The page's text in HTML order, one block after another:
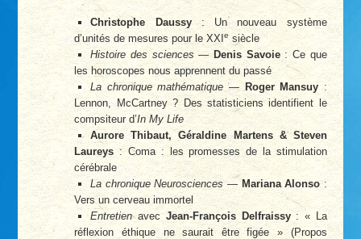
Christophe Daussy: Un nouveau système
d’unités de mesures pour le XXIesiècle
Histoire des sciences — Denis Savoie: Ce que
les horoscopes nous apprennent du passé
La chronique mathématique—Roger Mansuy :
Lennon, McCartney ? Des statisticiens identifient le
compsiteur d’In My Life
Aurore Thibaut, Géraldine Martens & Steven
Laureys: Coma : les promesses de la stimulation
cérébrale
La chronique Neurosciences— Mariana Alonso:
Vers un cerveau immortel
Entretienavec Jean-François Delfraissy: « La
réflexion éthique ne saurait être figée » (Propos